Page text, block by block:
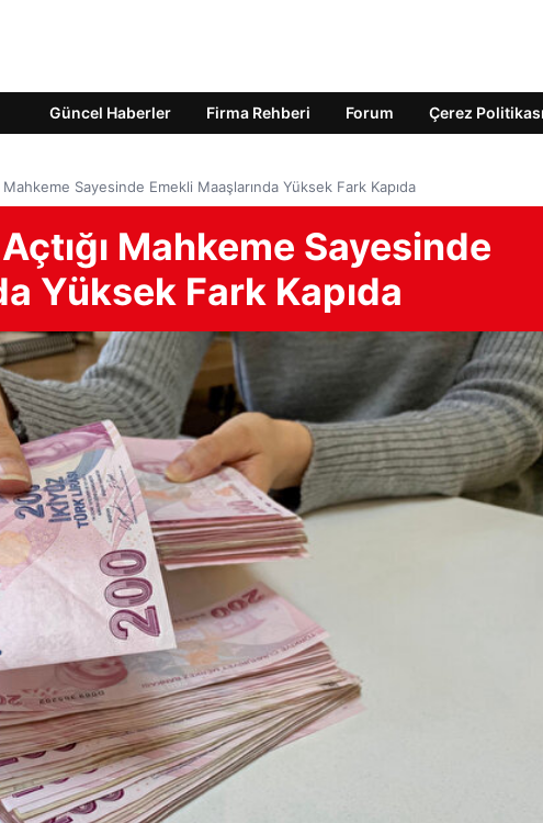
Güncel Haberler Firma Rehberi Forum Çerez Politikası
Mahkeme Sayesinde Emekli Maaşlarında Yüksek Fark Kapıda
Mahkeme Sayesinde
Yüksek Fark Kapıda